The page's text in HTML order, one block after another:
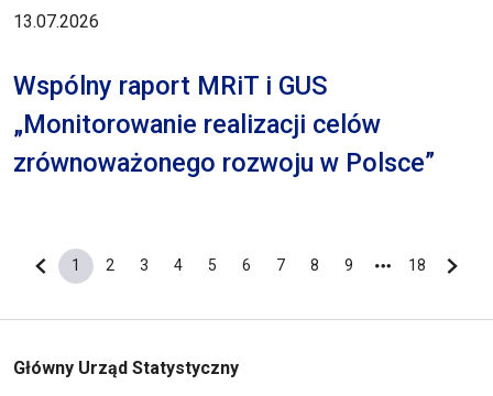
13.07.2026
Wspólny raport MRiT i GUS
„Monitorowanie realizacji celów
zrównoważonego rozwoju w Polsce”
Poprzednia strona
Bieżąca strona
1
Strona
2
Strona
3
Strona
4
Strona
5
Strona
6
Strona
7
Strona
8
Strona
9
Ostatnia
18
Główny Urząd Statystyczny